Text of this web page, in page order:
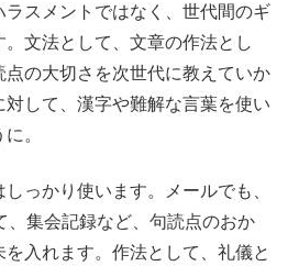
ラスメントではなく、世代間のギ
文法として、文章の作法とし
の大切さを次世代に教えていか
して、漢字や難解な言葉を使い
。
っかり使います。メールでも、
、集会記録など、句読点のおか
入れます。作法として、礼儀と